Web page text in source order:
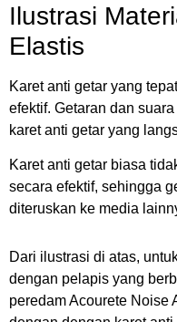
Ilustrasi
Elastis
Karet anti getar yang
efektif. Getaran dan
karet anti getar yang
Karet anti getar biasa
secara efektif, sehingga
diteruskan ke media
Dari ilustrasi di atas,
dengan pelapis yang
peredam Acourete Noise